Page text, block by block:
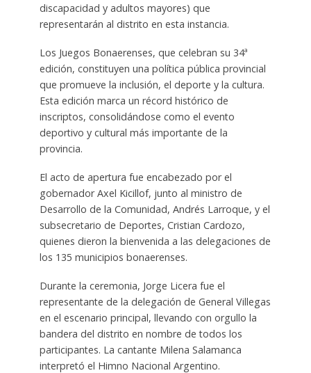
discapacidad y adultos mayores) que
representarán al distrito en esta instancia.
Los Juegos Bonaerenses, que celebran su 34ª
edición, constituyen una política pública provincial
que promueve la inclusión, el deporte y la cultura.
Esta edición marca un récord histórico de
inscriptos, consolidándose como el evento
deportivo y cultural más importante de la
provincia.
El acto de apertura fue encabezado por el
gobernador Axel Kicillof, junto al ministro de
Desarrollo de la Comunidad, Andrés Larroque, y el
subsecretario de Deportes, Cristian Cardozo,
quienes dieron la bienvenida a las delegaciones de
los 135 municipios bonaerenses.
Durante la ceremonia, Jorge Licera fue el
representante de la delegación de General Villegas
en el escenario principal, llevando con orgullo la
bandera del distrito en nombre de todos los
participantes. La cantante Milena Salamanca
interpretó el Himno Nacional Argentino.